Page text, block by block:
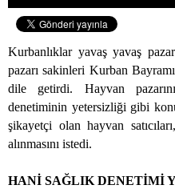
Kurbanlıklar yavaş yavaş
pazarı sakinleri Kurban
dile getirdi. Hayvan
denetiminin yetersizliği gibi
şikayetçi olan hayvan
alınmasını istedi.
HANİ SAĞLIK DENETİMİ